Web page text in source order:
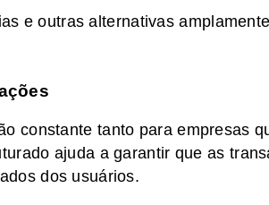
e outras alternativas
constante tanto para empresas
ajuda a garantir que as
dos usuários.